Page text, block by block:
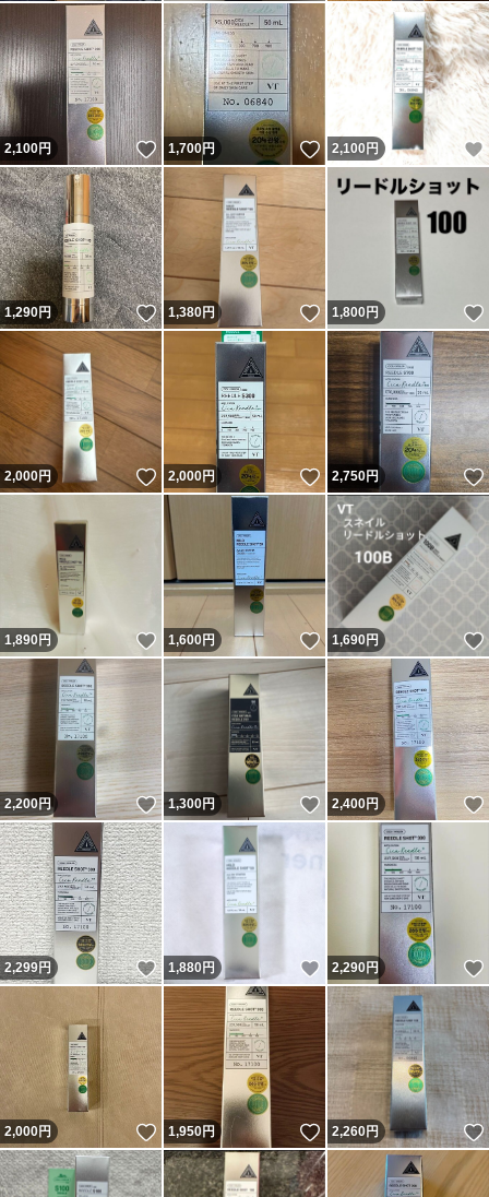
2,100円 いいね！
1,700円 いいね！
2,100円
1,290円 いいね！
1,380円 いいね！
1,800円
2,000円 いいね！
2,000円 いいね！
2,750円
1,890円 いいね！
1,600円 いいね！
1,690円
2,200円 いいね！
1,300円 いいね！
2,400円
2,299円 いいね！
1,880円 いいね！
2,290円
2,000円 いいね！
1,950円 いいね！
2,260円